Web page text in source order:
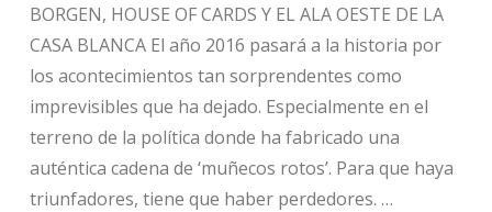
BORGEN, HOUSE OF CARDS Y EL ALA OESTE DE LA
CASA BLANCA El año 2016 pasará a la historia por
los acontecimientos tan sorprendentes como
imprevisibles que ha dejado. Especialmente en el
terreno de la política donde ha fabricado una
auténtica cadena de ‘muñecos rotos’. Para que haya
triunfadores, tiene que haber perdedores. …